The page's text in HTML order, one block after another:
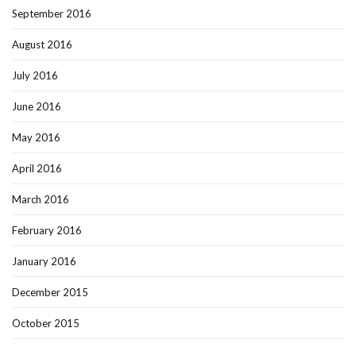
September 2016
August 2016
July 2016
June 2016
May 2016
April 2016
March 2016
February 2016
January 2016
December 2015
October 2015